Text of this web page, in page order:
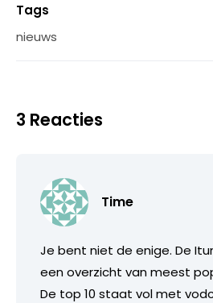
Tags
nieuws
3 Reacties
Time
Je bent niet de enige. De
een overzicht van meest
De top 10 staat vol met